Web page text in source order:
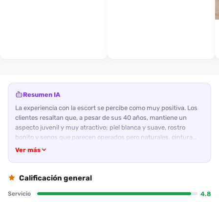
Resumen IA
La experiencia con la escort se percibe como muy positiva. Los
clientes resaltan que, a pesar de sus 40 años, mantiene un
aspecto juvenil y muy atractivo; piel blanca y suave, rostro
bonito y senos que parecen operados pero naturales, cintura
redonda y cuerpo compacto de 1.50 m. El cuidado personal es
amable y respetuosa; habla de forma educada, conversa sin
destaca como buen, con un momento destacado de mimos y
Ver más
Calificación general
Servicio 4.8